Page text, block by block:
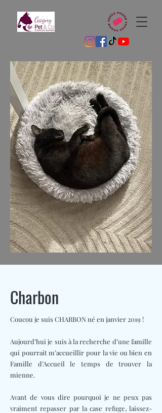
Charbon
Coucou je suis CHARBON né en janvier 2019 !
Aujourd’hui je suis à la recherche d’une famille
qui pourrait m’accueillir pour la vie ou bien en
Famille d’Accueil le temps de trouver la
mienne.
Avant de vous dire pourquoi je ne peux pas
vraiment repasser par la case refuge, laissez-